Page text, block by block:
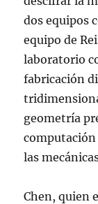
dos equipos
equipo de
laboratorio
fabricación
geometría
las
Chen, quien